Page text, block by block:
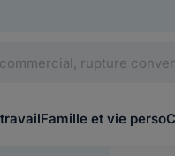
Famille et vie perso